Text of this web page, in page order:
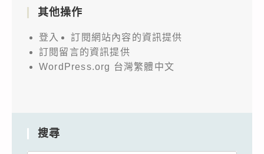
其他操作
登入
訂閱網站內容的資訊提供
訂閱留言的資訊提供
WordPress.org 台灣繁體中文
搜尋